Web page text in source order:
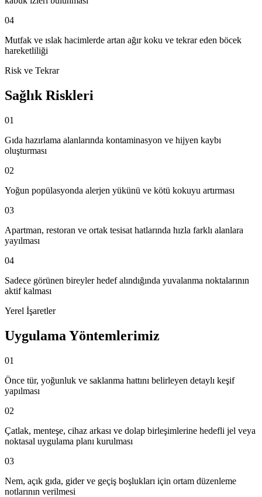
04
Mutfak ve ıslak hacimlerde artan ağır koku ve tekrar eden böcek
hareketliliği
Risk ve Tekrar
Sağlık Riskleri
01
Gıda hazırlama alanlarında kontaminasyon ve hijyen kaybı
oluşturması
02
Yoğun popülasyonda alerjen yükünü ve kötü kokuyu artırması
03
Apartman, restoran ve ortak tesisat hatlarında hızla farklı alanlara
yayılması
04
Sadece görünen bireyler hedef alındığında yuvalanma noktalarının
aktif kalması
Yerel İşaretler
Uygulama Yöntemlerimiz
01
Önce tür, yoğunluk ve saklanma hattını belirleyen detaylı keşif
yapılması
02
Çatlak, menteşe, cihaz arkası ve dolap birleşimlerine hedefli jel veya
noktasal uygulama planı kurulması
03
Nem, açık gıda, gider ve geçiş boşlukları için ortam düzenleme
notlarının verilmesi